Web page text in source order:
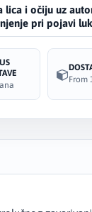
lica i očiju uz
pri pojavi
From